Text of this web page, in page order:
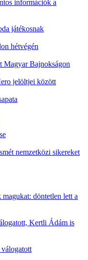
információk a
játékosnak
hétvégén
Magyar Bajnokságon
jelöltjei között
nemzetközi sikereket
döntetlen lett a
Kertli Ádám is